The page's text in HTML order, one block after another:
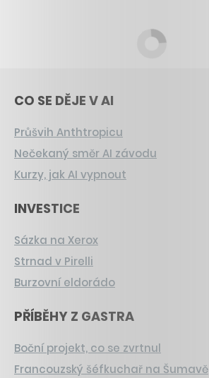
CO SE DĚJE V AI
Průšvih Anthtropicu
Nečekaný směr AI závodu
Kurzy, jak AI vypnout
INVESTICE
Sázka na Xerox
Strnad v Pirelli
Burzovní eldorádo
PŘÍBĚHY Z GASTRA
Boční projekt, co se zvrtnul
Francouzský šéfkuchař na Šumavě